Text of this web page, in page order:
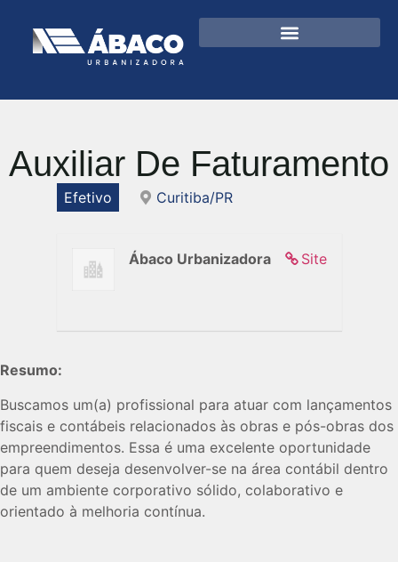
Auxiliar De Faturamento
Efetivo Curitiba/PR
Site
Ábaco Urbanizadora
Resumo:
Buscamos um(a) profissional para atuar com lançamentos
fiscais e contábeis relacionados às obras e pós-obras dos
empreendimentos. Essa é uma excelente oportunidade
para quem deseja desenvolver-se na área contábil dentro
de um ambiente corporativo sólido, colaborativo e
orientado à melhoria contínua.